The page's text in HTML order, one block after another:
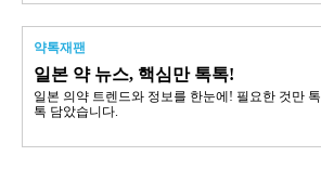
약톡재팬
일본 약 뉴스, 핵심만 톡톡!
일본 의약 트렌드와 정보를 한눈에! 필요한 것만 톡
톡 담았습니다.